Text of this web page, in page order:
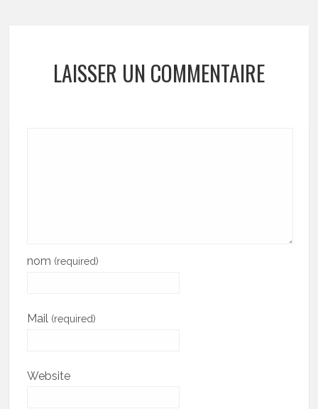
LAISSER UN COMMENTAIRE
nom (required)
Mail (required)
Website